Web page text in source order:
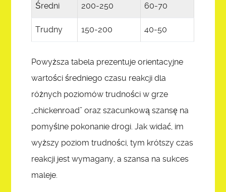
Średni 200-250 60-70
Trudny 150-200 40-50
Powyższa tabela prezentuje orientacyjne
wartości średniego czasu reakcji dla
różnych poziomów trudności w grze
„chickenroad” oraz szacunkową szansę na
pomyślne pokonanie drogi. Jak widać, im
wyższy poziom trudności, tym krótszy czas
reakcji jest wymagany, a szansa na sukces
maleje.